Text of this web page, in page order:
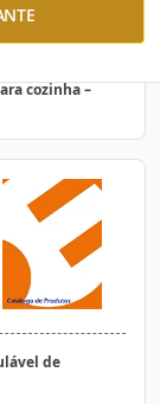
cozinha –
de